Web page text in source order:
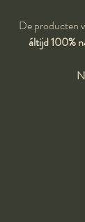
De producten
áltijd 100%